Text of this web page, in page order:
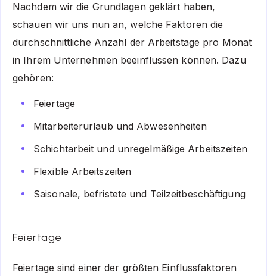
Nachdem wir die Grundlagen geklärt haben,
schauen wir uns nun an, welche Faktoren die
durchschnittliche Anzahl der Arbeitstage pro Monat
in Ihrem Unternehmen beeinflussen können. Dazu
gehören:
Feiertage
Mitarbeiterurlaub und Abwesenheiten
Schichtarbeit und unregelmäßige Arbeitszeiten
Flexible Arbeitszeiten
Saisonale, befristete und Teilzeitbeschäftigung
Feiertage
Feiertage sind einer der größten Einflussfaktoren